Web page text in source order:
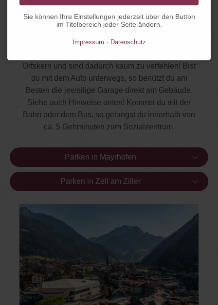
Dein Weg zu unseren Standorten in Mayrhofen
und Zell am Ziller
Ortskern und sind dadurch kaum zu verfehlen! Bist
du mit dem Auto unterwegs, so benützt du am
Besten die jeweilige Garage direkt am Gebäude.
Siehe auch Hinweise unten! Kommst du mit der
Bahn oder dem Bus, so gelangst du innerhalb von
ca. 5 Gehminuten zum Sozialzentrum.
Parken in Mayrhofen
Parken in Zell am Ziller
Sie können Ihre Einstellungen jederzeit über den Button
im Titelbereich jeder Seite ändern.
Impressum Datenschutz